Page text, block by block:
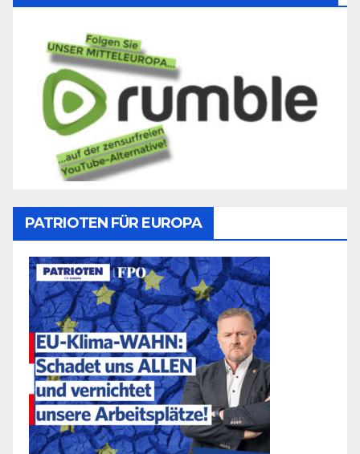
PATRIOTEN FÜR EUROPA